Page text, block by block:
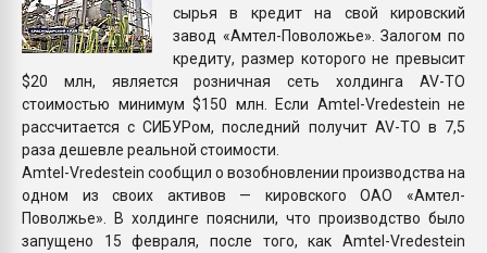
сырья в кредит на свой кировский
завод «Амтел-Поволожье». Залогом по
кредиту, размер которого не превысит
$20 млн, является розничная сеть холдинга AV-TO
стоимостью минимум $150 млн. Если Amtel-Vredestein не
рассчитается с СИБУРом, последний получит AV-TO в 7,5
раза дешевле реальной стоимости.
Amtel-Vredestein сообщил о возобновлении производства на
одном из своих активов — кировского ОАО «Амтел-
Поволжье». В холдинге пояснили, что производство было
запущено 15 февраля, после того, как Amtel-Vredestein